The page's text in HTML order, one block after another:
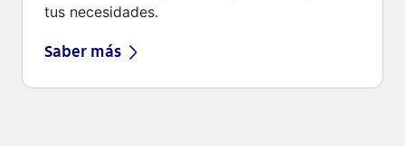
tus necesidades.
Saber más